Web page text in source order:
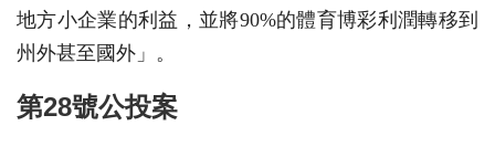
地方小企業的利益，並將90%的體育博彩利潤轉移到
州外甚至國外」。
第28號公投案